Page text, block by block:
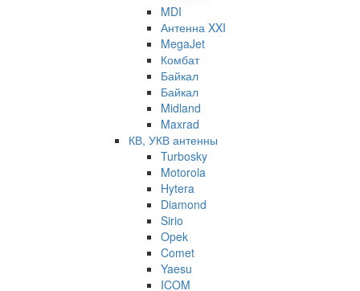
MDI
Антенна XXI
MegaJet
Комбат
Байкал
Байкал
Midland
Maxrad
КВ, УКВ антенны
Turbosky
Motorola
Hytera
Diamond
Sirio
Opek
Comet
Yaesu
ICOM